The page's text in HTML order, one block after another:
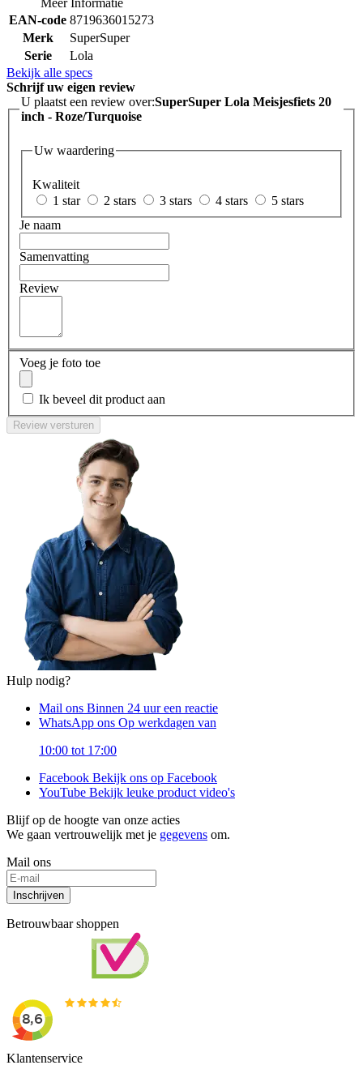
Meer Informatie
EAN-code 8719636015273
Merk
SuperSuper
Serie
Lola
Bekijk alle specs
Schrijf uw eigen review
U plaatst een review over:SuperSuper Lola Meisjesfiets 20
inch - Roze/Turquoise
Uw waardering
Kwaliteit
1 star
2 stars 3 stars 4 stars
5 stars
Je naam
Samenvatting
Review
Voeg je foto toe
Ik beveel dit product aan
Review versturen
Hulp nodig?
Mail ons Binnen 24 uur een reactie
WhatsApp ons Op werkdagen van
10:00 tot 17:00
Facebook Bekijk ons op Facebook
YouTube Bekijk leuke product video's
Blijf op de hoogte van onze acties
We gaan vertrouwelijk met je gegevens om.
Mail ons
Inschrijven
Betrouwbaar shoppen
Klantenservice